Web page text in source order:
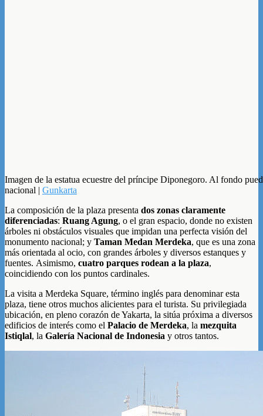
Imagen de la estatua ecuestre del príncipe Diponegoro. Al fondo
nacional | Gunkarta
La composición de la plaza presenta dos zonas claramente
diferenciadas: Ruang Agung, o el gran espacio, donde no existen
árboles ni obstáculos visuales que impidan una perfecta visión del
monumento nacional; y Taman Medan Merdeka, que es una zona
más orientada al ocio, con grandes árboles y diversos estanques y
fuentes. Asimismo, cuatro parques rodean a la plaza,
coincidiendo con los puntos cardinales.
La visita a Merdeka Square, término inglés para denominar esta
plaza, tiene otros muchos alicientes para el turista. Su privilegiada
ubicación, en pleno corazón de Yakarta, la sitúa próxima a diversos
edificios de interés como el Palacio de Merdeka, la mezquita
Istiqlal, la Galería Nacional de Indonesia y otros tantos.